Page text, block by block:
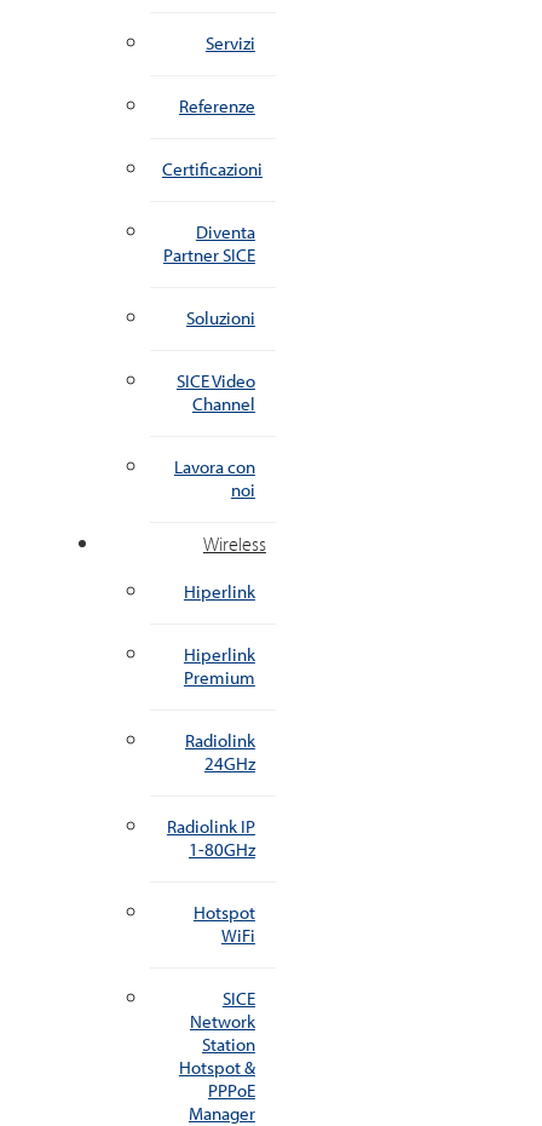
Servizi
Referenze
Certificazioni
Diventa
Partner SICE
Soluzioni
SICE Video
Channel
Lavora con
noi
Wireless
Hiperlink
Hiperlink
Premium
Radiolink
24GHz
Radiolink IP
1-80GHz
Hotspot
WiFi
SICE
Network
Station
Hotspot &
PPPoE
Manager